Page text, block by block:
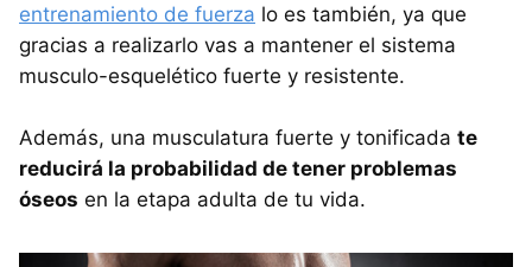
entrenamiento de fuerza lo es también, ya que
gracias a realizarlo vas a mantener el sistema
musculo-esquelético fuerte y resistente.
Además, una musculatura fuerte y tonificada te
reducirá la probabilidad de tener problemas
óseos en la etapa adulta de tu vida.